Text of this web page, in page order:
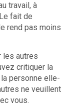
travail, à
fait de
rend pas moins
les autres
critiquer la
la personne elle-
ne veuillent
vous.